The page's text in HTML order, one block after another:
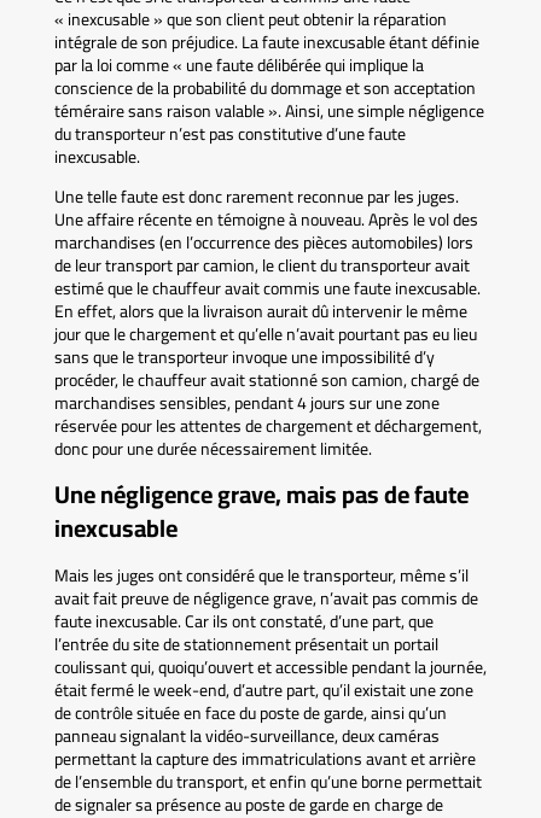
« inexcusable » que son client peut obtenir la réparation
intégrale de son préjudice. La faute inexcusable étant définie
par la loi comme « une faute délibérée qui implique la
conscience de la probabilité du dommage et son acceptation
téméraire sans raison valable ». Ainsi, une simple négligence
du transporteur n’est pas constitutive d’une faute
inexcusable.
Une telle faute est donc rarement reconnue par les juges.
Une affaire récente en témoigne à nouveau. Après le vol des
marchandises (en l’occurrence des pièces automobiles) lors
de leur transport par camion, le client du transporteur avait
estimé que le chauffeur avait commis une faute inexcusable.
En effet, alors que la livraison aurait dû intervenir le même
jour que le chargement et qu’elle n’avait pourtant pas eu lieu
sans que le transporteur invoque une impossibilité d’y
procéder, le chauffeur avait stationné son camion, chargé de
marchandises sensibles, pendant 4 jours sur une zone
réservée pour les attentes de chargement et déchargement,
donc pour une durée nécessairement limitée.
Une négligence grave, mais pas de faute
inexcusable
Mais les juges ont considéré que le transporteur, même s’il
avait fait preuve de négligence grave, n’avait pas commis de
faute inexcusable. Car ils ont constaté, d’une part, que
l’entrée du site de stationnement présentait un portail
coulissant qui, quoiqu’ouvert et accessible pendant la journée,
était fermé le week-end, d’autre part, qu’il existait une zone
de contrôle située en face du poste de garde, ainsi qu’un
panneau signalant la vidéo-surveillance, deux caméras
permettant la capture des immatriculations avant et arrière
de l’ensemble du transport, et enfin qu’une borne permettait
de signaler sa présence au poste de garde en charge de